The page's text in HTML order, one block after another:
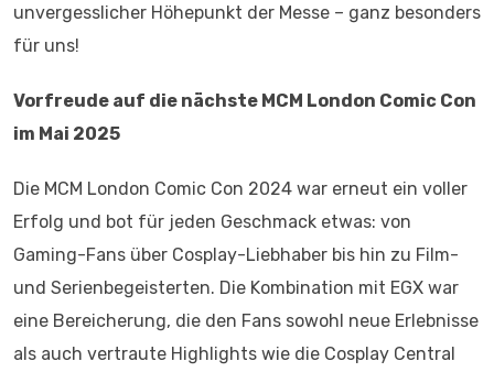
unvergesslicher Höhepunkt der Messe – ganz besonders
für uns!
Vorfreude auf die nächste MCM London Comic Con
im Mai 2025
Die MCM London Comic Con 2024 war erneut ein voller
Erfolg und bot für jeden Geschmack etwas: von
Gaming-Fans über Cosplay-Liebhaber bis hin zu Film-
und Serienbegeisterten. Die Kombination mit EGX war
eine Bereicherung, die den Fans sowohl neue Erlebnisse
als auch vertraute Highlights wie die Cosplay Central